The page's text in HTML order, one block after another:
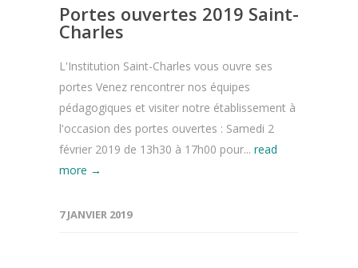
Portes ouvertes 2019 Saint-
Charles
L'Institution Saint-Charles vous ouvre ses
portes Venez rencontrer nos équipes
pédagogiques et visiter notre établissement à
l'occasion des portes ouvertes : Samedi 2
février 2019 de 13h30 à 17h00 pour... read
more →
7 JANVIER 2019